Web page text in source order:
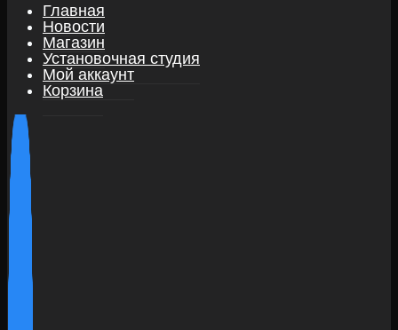
Главная
Новости
Магазин
Установочная студия
Мой аккаунт
Корзина